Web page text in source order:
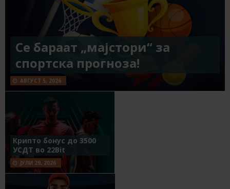
Се бараат „мајстори“ за
спортска прогноза!
АВГУСТ 5, 2026
Крипто бонус до 3500
УСДТ во 22Bit
ЈУЛИ 29, 2026